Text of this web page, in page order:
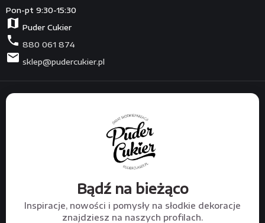
Pon-pt 9:30-15:30
map Puder Cukier
phone 880 061 874
mail sklep@pudercukier.pl
Bądź na bieżąco
Inspiracje, nowości i pomysły na słodkie dekoracje
znajdziesz na naszych profilach.